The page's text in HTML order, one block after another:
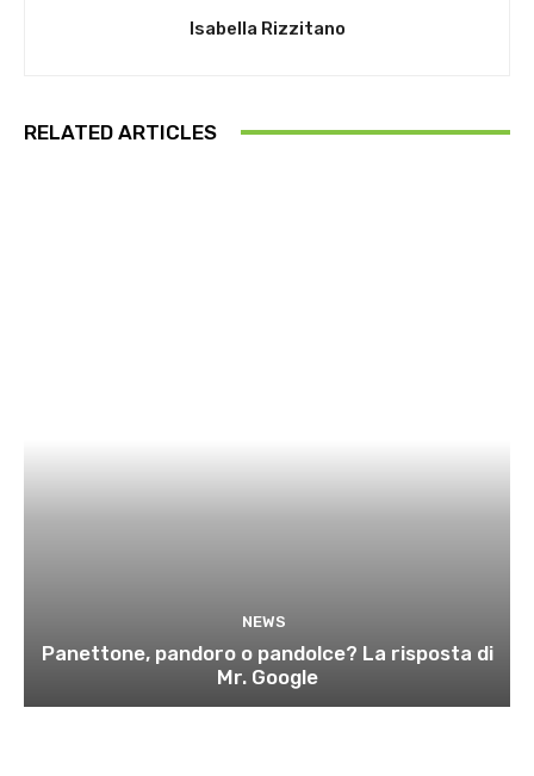
Isabella Rizzitano
RELATED ARTICLES
NEWS
Panettone, pandoro o pandolce? La risposta di
Mr. Google